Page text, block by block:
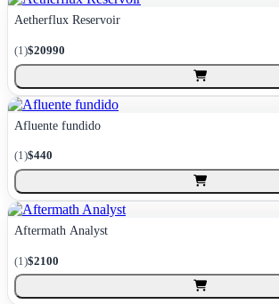
Aetherflux Reservoir
(1)$20990
Afluente fundido
(1)$440
Aftermath Analyst
(1)$2100